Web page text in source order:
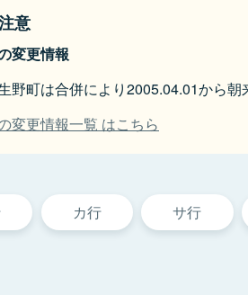
意
変更情報
野町は合併により2005.04.01から朝
変更情報一覧 はこちら
カ行 サ行